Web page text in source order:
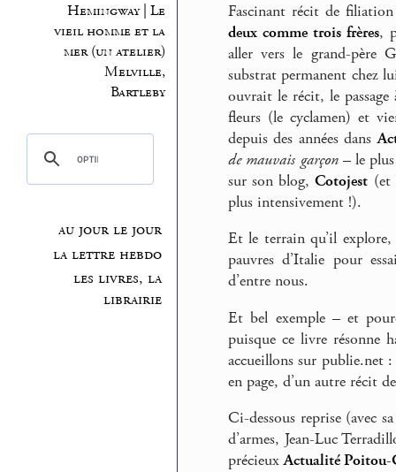
Hemingway | Le
vieil homme et la
mer (un atelier)
Melville,
Bartleby
au jour le jour
la lettre hebdo
les livres, la
librairie
Fascinant récit de
deux comme trois frères,
aller vers le grand-père
substrat permanent chez
ouvrait le récit, le passage
fleurs (le cyclamen) et
depuis des années dans
de mauvais garçon– le plus
sur son blog,Cotojest (et
plus intensivement !).
Et le terrain qu’il
pauvres d’Italie pour
d’entre nous.
Et bel exemple – et
puisque ce livre résonne
accueillons sur publie.net :
en page, d’un autre récit
Ci-dessous reprise (avec
d’armes, Jean-Luc
précieuxActualité Poitou-